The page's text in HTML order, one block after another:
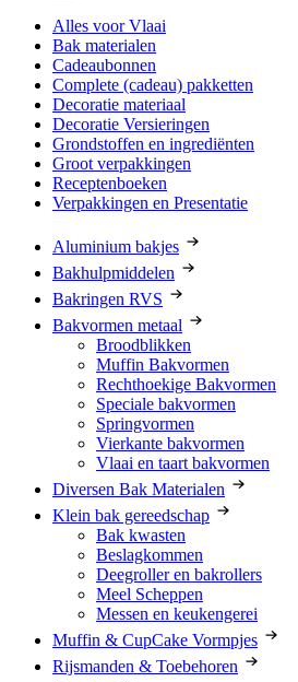
Alles voor Vlaai
Bak materialen
Cadeaubonnen
Complete (cadeau) pakketten
Decoratie materiaal
Decoratie Versieringen
Grondstoffen en ingrediënten
Groot verpakkingen
Receptenboeken
Verpakkingen en Presentatie
Aluminium bakjes
Bakhulpmiddelen
Bakringen RVS
Bakvormen metaal
Broodblikken
Muffin Bakvormen
Rechthoekige Bakvormen
Speciale bakvormen
Springvormen
Vierkante bakvormen
Vlaai en taart bakvormen
Diversen Bak Materialen
Klein bak gereedschap
Bak kwasten
Beslagkommen
Deegroller en bakrollers
Meel Scheppen
Messen en keukengerei
Muffin & CupCake Vormpjes
Rijsmanden & Toebehoren